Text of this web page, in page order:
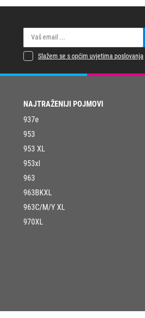
Slažem se s općim uvjetima poslovanja
NAJTRAŽENIJI POJMOVI
937e
953
953 XL
953xl
963
963BKXL
963C/M/Y XL
970XL